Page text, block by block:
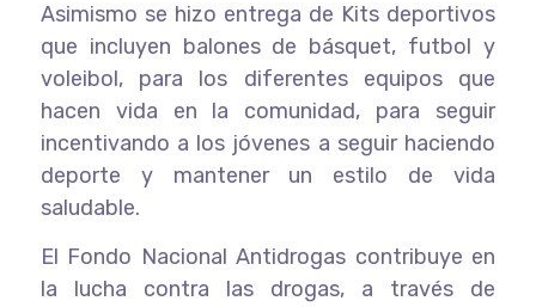
Asimismo se hizo entrega de Kits deportivos
que incluyen balones de básquet, futbol y
voleibol, para los diferentes equipos que
hacen vida en la comunidad, para seguir
incentivando a los jóvenes a seguir haciendo
deporte y mantener un estilo de vida
saludable.
El Fondo Nacional Antidrogas contribuye en
la lucha contra las drogas, a través de